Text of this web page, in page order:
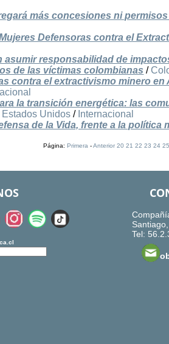
más concesiones ni
Defensoras contra el
asumir responsabilidad de
de las víctimas colombianas /
contra el extractivismo minero en
la transición energética: las
Estados Unidos / Internacional
de la Vida, frente a la política
Página: Primera-Anterior 20 21 22 23 24 25
Tel: